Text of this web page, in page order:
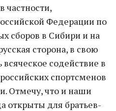
частности,
Федерации по
сборов в Сибири и на
сторона, в свою
всяческое содействие в
спортсменов
Отмечу, что и наши
открыты для братьев-